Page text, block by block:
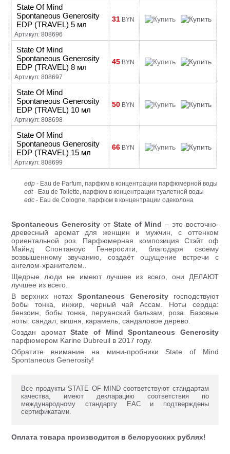
State Of Mind
Spontaneous Generosity
EDP (TRAVEL) 5 мл
Артикул: 808696
31 BYN
State Of Mind
Spontaneous Generosity
EDP (TRAVEL) 8 мл
Артикул: 808697
45 BYN
State Of Mind
Spontaneous Generosity
EDP (TRAVEL) 10 мл
Артикул: 808698
50 BYN
State Of Mind
Spontaneous Generosity
EDP (TRAVEL) 15 мл
Артикул: 808699
66 BYN
edp - Eau de Parfum, парфюм в концентрации парфюмерной воды
edt- Eau de Toilette, парфюм в концентрации туалетной воды
edc - Eau de Cologne, парфюм в концентрации одеколона
Spontaneous Generosity от State of Mind – это восточно-
древесный аромат для женщин и мужчин, с оттенком
ориентальной роз. Парфюмерная композиция Стэйт оф
Майнд Спонтаноус Генеросити, благодаря своему
возвышенному звучанию, создаёт ощущение встречи с
ангелом-хранителем..
Щедрые люди не имеют лучшее из всего, они ДЕЛАЮТ
лучшее из всего.
В верхних нотах Spontaneous Generosityгосподствуют
бобы тонка, инжир, черный чай Ассам. Ноты сердца:
бензоин, бобы тонка, перуанский бальзам, роза. Базовые
ноты: сандал, вишня, карамель, сандаловое дерево.
Создан ароматState of Mind Spontaneous Generosity
парфюмером Karine Dubreuil в 2017 году.
Обратите внимание на мини-пробники State of Mind
Spontaneous Generosity!
Все продукты STATE OF MIND соответствуют стандартам
качества, имеют декларацию соответствия по
международному стандарту ЕАС и подтверждены
сертификатами.
Оплата товара производится в белорусских рублях!